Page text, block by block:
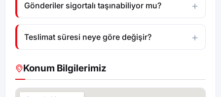
Gönderiler sigortalı taşınabiliyor mu?
Teslimat süresi neye göre değişir?
Konum Bilgilerimiz